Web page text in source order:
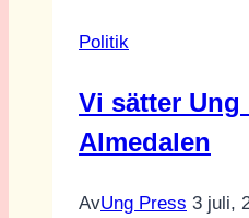
Politik
Vi sätter Ung
Almedalen
AvUng Press 3 juli,